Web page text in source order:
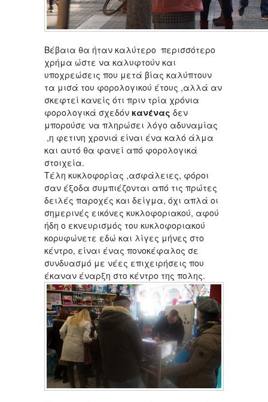
Βέβαια θα ήταν καλύτερο περισσότερο
χρήμα ώστε να καλυφτούν και
υποχρεώσεις που μετά βίας καλύπτουν
τα μισά του φορολογικού έτους ,αλλά αν
σκεφτεί κανείς ότι πριν τρία χρόνια
φορολογικά σχεδόν κανένας δεν
μπορούσε να πληρώσει λόγο αδυναμίας
,η φετινη χρονιά είναι ένα καλό άλμα
και αυτό θα φανεί από φορολογικά
στοιχεία.
Τέλη κυκλοφορίας ,ασφάλειες, φόροι
σαν έξοδα συμπιέζονται από τις πρώτες
δειλές παροχές και δείγμα, όχι απλά οι
σημερινές εικόνες κυκλοφοριακού, αφού
ήδη ο εκνευρισμός του κυκλοφοριακού
κορυφώνετε εδώ και λίγες μήνες στο
κέντρο, είναι ένας πονοκέφαλος σε
συνδυασμό με νέες επιχειρήσεις που
έκαναν έναρξη στο κέντρο της πολης.